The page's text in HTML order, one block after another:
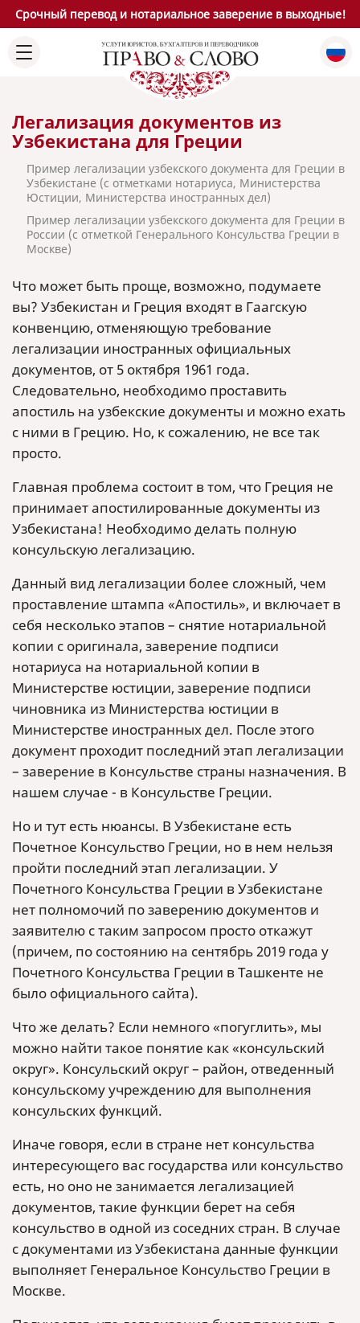
Срочный перевод и нотариальное заверение в выходные!
Легализация документов из
Узбекистана для Греции
Пример легализации узбекского документа для Греции в
Узбекистане (с отметками нотариуса, Министерства
Юстиции, Министерства иностранных дел)
Пример легализации узбекского документа для Греции в
России (с отметкой Генерального Консульства Греции в
Москве)
Что может быть проще, возможно, подумаете
вы? Узбекистан и Греция входят в Гаагскую
конвенцию, отменяющую требование
легализации иностранных официальных
документов, от 5 октября 1961 года.
Следовательно, необходимо проставить
апостиль на узбекские документы и можно ехать
с ними в Грецию. Но, к сожалению, не все так
просто.
Главная проблема состоит в том, что Греция не
принимает апостилированные документы из
Узбекистана! Необходимо делать полную
консульскую легализацию.
Данный вид легализации более сложный, чем
проставление штампа «Апостиль», и включает в
себя несколько этапов – снятие нотариальной
копии с оригинала, заверение подписи
нотариуса на нотариальной копии в
Министерстве юстиции, заверение подписи
чиновника из Министерства юстиции в
Министерстве иностранных дел. После этого
документ проходит последний этап легализации
– заверение в Консульстве страны назначения. В
нашем случае - в Консульстве Греции.
Но и тут есть нюансы. В Узбекистане есть
Почетное Консульство Греции, но в нем нельзя
пройти последний этап легализации. У
Почетного Консульства Греции в Узбекистане
нет полномочий по заверению документов и
заявителю с таким запросом просто откажут
(причем, по состоянию на сентябрь 2019 года у
Почетного Консульства Греции в Ташкенте не
было официального сайта).
Что же делать? Если немного «погуглить», мы
можно найти такое понятие как «консульский
округ». Консульский округ – район, отведенный
консульскому учреждению для выполнения
консульских функций.
Иначе говоря, если в стране нет консульства
интересующего вас государства или консульство
есть, но оно не занимается легализацией
документов, такие функции берет на себя
консульство в одной из соседних стран. В случае
с документами из Узбекистана данные функции
выполняет Генеральное Консульство Греции в
Москве.